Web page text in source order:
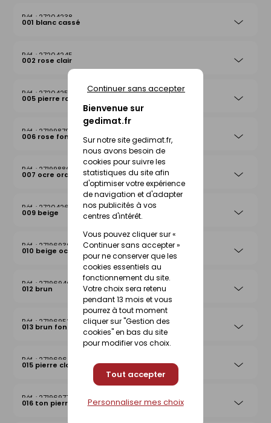
Bienvenue sur
gedimat.fr
Sur notre site gedimat.fr,
nous avons besoin de
cookies pour suivre les
statistiques du site afin
d'optimiser votre expérience
de navigation et d'adapter
nos publicités à vos
centres d'intérêt.
Vous pouvez cliquer sur «
Continuer sans accepter »
pour ne conserver que les
cookies essentiels au
fonctionnement du site.
Votre choix sera retenu
pendant 13 mois et vous
pourrez à tout moment
cliquer sur "Gestion des
cookies" en bas du site
pour modifier vos choix.
Tout accepter
Continuer sans accepter
Personnaliser mes choix
27204238
001 blanc cassé
27204245
002 rose clair
27204252
005 pierre rosée
27199879
006 rose foncé
27199886
007 ocre orange
27204269
009 beige
27196939
010 beige ocre
27196946
012 brun
27196953
013 brun foncé
27196960
015 pierre claire
27196977
016 ton pierre